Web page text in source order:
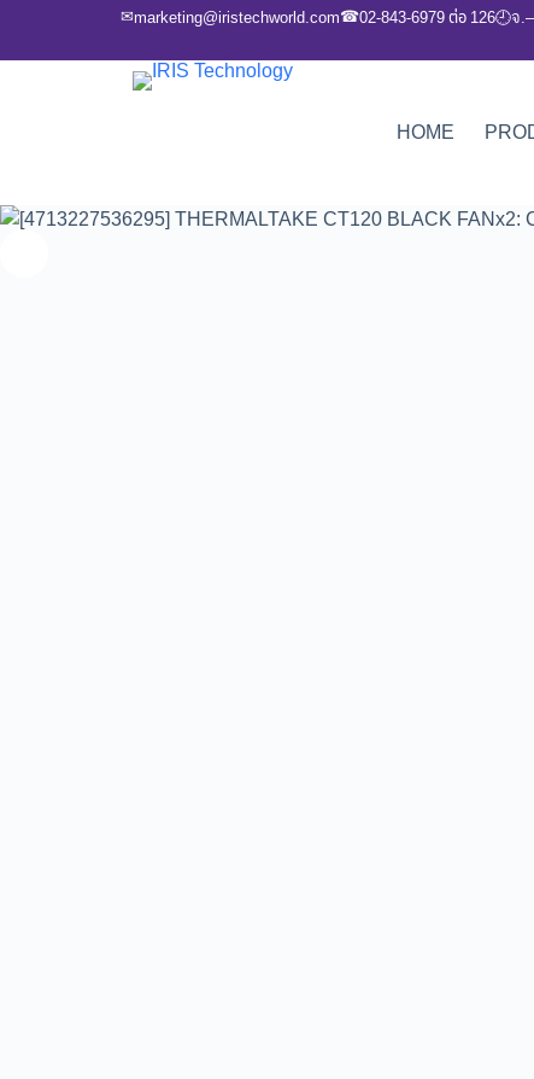
✉marketing@iristechworld.com☎02-843-6979 ต่อ 126🕘จ
HOME